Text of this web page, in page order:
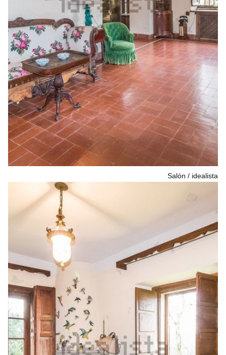
Salón idealista